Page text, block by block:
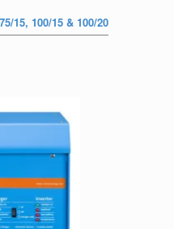
15, 100/15 & 100/20